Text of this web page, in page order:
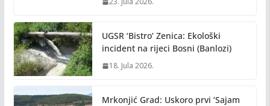
UGSR ‘Bistro’ Zenica: Ekološki
incident na rijeci Bosni (Banlozi)
18. Jula 2026.
Mrkonjić Grad: Uskoro prvi ‘Sajam